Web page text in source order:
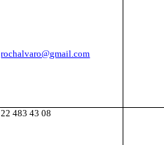
rochalvaro@gmail.com
22 483 43 08